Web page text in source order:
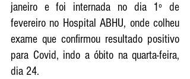
janeiro e foi internada no dia 1º de
fevereiro no Hospital ABHU, onde colheu
exame que confirmou resultado positivo
para Covid, indo a óbito na quarta-feira,
dia 24.